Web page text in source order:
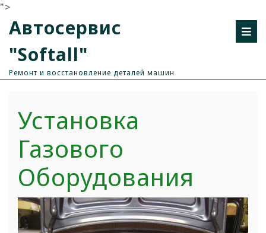
">
Автосервис
"Softall"
Ремонт и восстановление деталей машин
Установка
Газового
Оборудования